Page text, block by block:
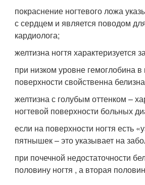
покраснение ногтевого ложа
с сердцем и является поводом
кардиолога;
желтизна ногтя характеризуется
при низком уровне гемоглобина в
поверхности свойственна
желтизна с голубым оттенком –
ногтевой поверхности больных
если на поверхности ногтя есть
пятнышек – это указывает на
при почечной недостаточности
половину ногтя , а вторая